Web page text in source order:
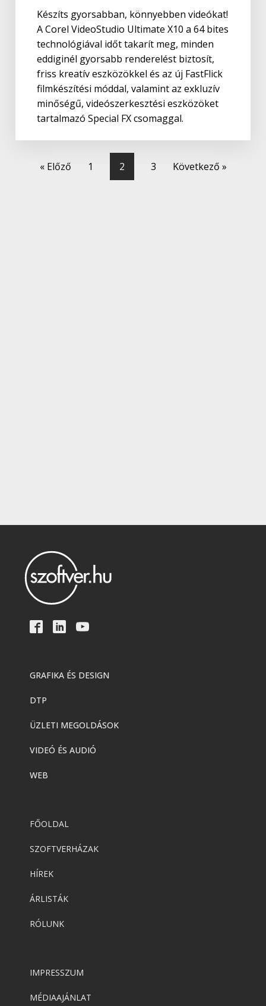
Készíts gyorsabban, könnyebben videókat!
A Corel VideoStudio Ultimate X10 a 64 bites
technológiával időt takarít meg, minden
eddiginél gyorsabb renderelést biztosít,
friss kreatív eszközökkel és az új FastFlick
filmkészítési móddal, valamint az exkluzív
minőségű, videószerkesztési eszközöket
tartalmazó Special FX csomaggal.
« Előző 1 2 3 Következő »
GRAFIKA ÉS DESIGN
DTP
ÜZLETI MEGOLDÁSOK
VIDEÓ ÉS AUDIÓ
WEB
FŐOLDAL
SZOFTVERHÁZAK
HÍREK
ÁRLISTÁK
RÓLUNK
IMPRESSZUM
MÉDIAAJÁNLAT